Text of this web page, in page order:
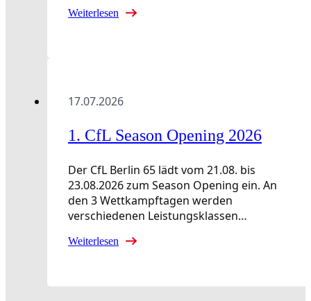
Weiterlesen
17.07.2026
1. CfL Season Opening 2026
Der CfL Berlin 65 lädt vom 21.08. bis
23.08.2026 zum Season Opening ein. An
den 3 Wettkampftagen werden
verschiedenen Leistungsklassen…
Weiterlesen